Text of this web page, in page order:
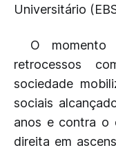
Universitário
O momento
retrocessos
sociedade
sociais
anos e contra o
direita em